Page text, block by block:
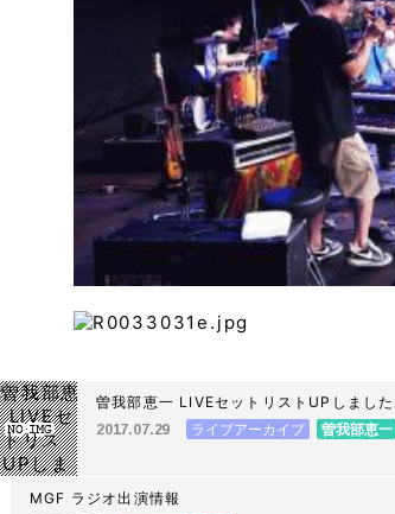
曽我部恵一 LIVEセットリストUPしまし
ー場
2017.07.29 ライブアーカイブ 曽我部恵一
MGF ラジオ出演情報